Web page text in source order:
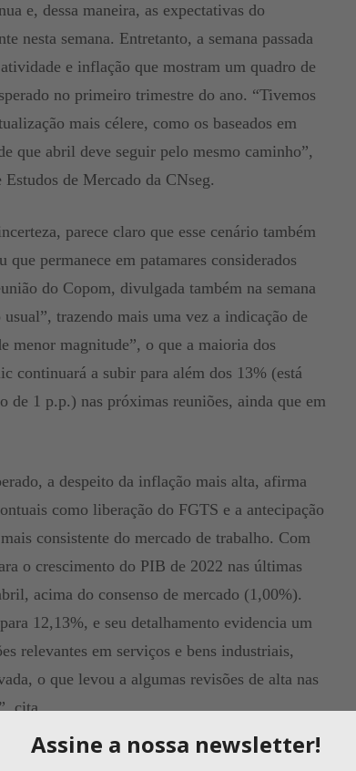
e, dessa maneira, as expectativas do
nesta semana. Entretanto, a semana passada
e inflação que mostram um quadro de
no primeiro trimestre do ano. “Tivemos
mais célere, como os baseados em
que abril deve seguir pelo mesmo caminho”,
de Mercado da CNseg.
parece claro que esse cenário também
permanece em patamares considerados
do Copom, divulgada também na semana
trazendo mais uma vez a indicação de
menor magnitude”, o que a maioria dos
continuará a subir para além dos 13% (está
de 1 p.p.) nas próximas reuniões, ainda que em
a despeito da inflação mais alta, afirma
como liberação do FGTS e a antecipação
consistente do mercado de trabalho. Com
o crescimento do PIB de 2022 nas últimas
acima do consenso de mercado (1,00%).
12,13%, e seu detalhamento evidencia um
relevantes em serviços e bens industriais,
o que levou a algumas revisões de alta nas
cita.
Econômicas